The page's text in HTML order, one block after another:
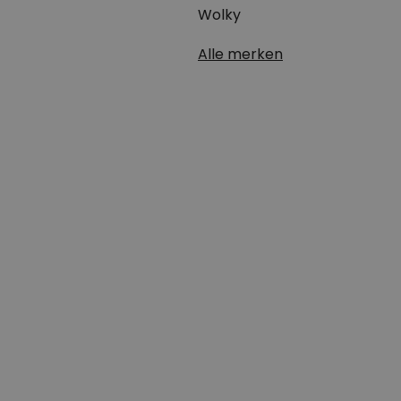
Wolky
Alle merken